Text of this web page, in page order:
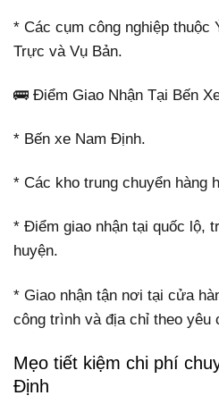
* Các cụm công nghiệp thuộc
Trực và Vụ Bản.
🚌 Điểm Giao Nhận Tại Bến
* Bến xe Nam Định.
* Các kho trung chuyển hàng
* Điểm giao nhận tại quốc lộ,
huyện.
* Giao nhận tận nơi tại cửa
công trình và địa chỉ theo yêu
Mẹo tiết kiệm chi phí
Định